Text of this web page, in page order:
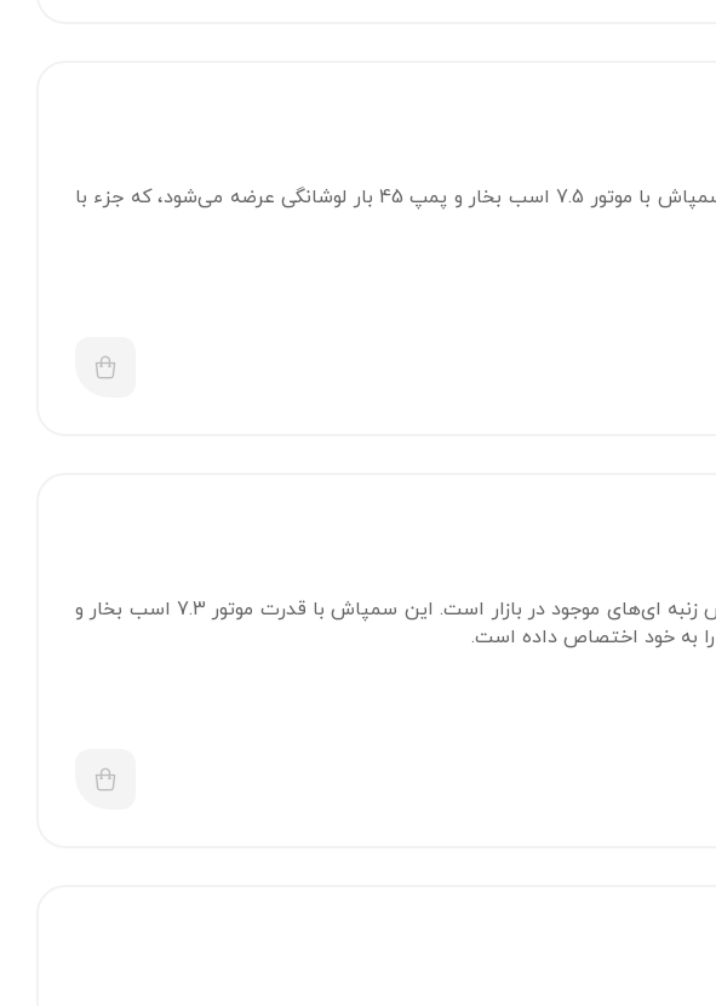
سمپاش زنبه ای هوندا HONDA ساخت کشور تایوان است. این سمپاش با موتور 7.5 اسب بخار و پمپ 45 بار لوشانگی عرضه می‌شود، که جزء با
سمپاش زنبه ای یاما‌ها از با کیفیت‌ترین و پر فروش‌ترین سمپاش زنبه ای‌های موجود در بازار است. این سمپاش با قدرت موتور 7.3 اسب بخار و